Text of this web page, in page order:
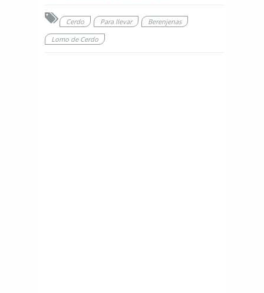
Cerdo Para llevar
Berenjenas
Lomo de Cerdo